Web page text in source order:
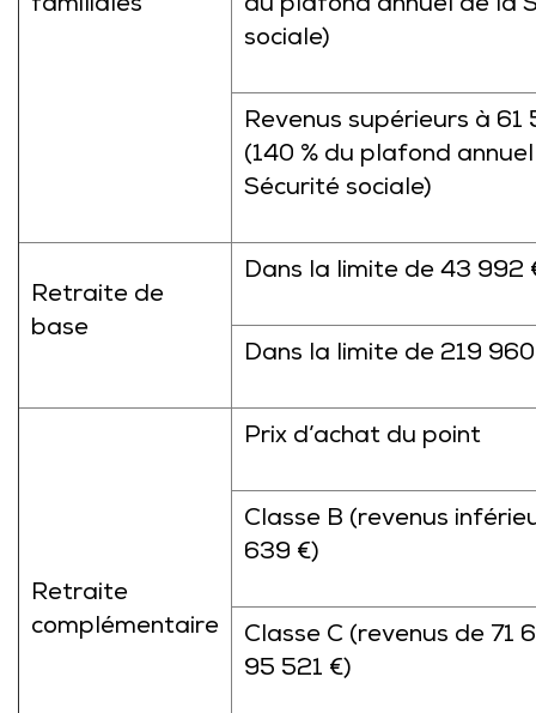
familiales
du plafond annuel de la
sociale)
Revenus supérieurs à 61
(140 % du plafond
Sécurité sociale)
Retraite de
base
Dans la limite de 43 992
Dans la limite de 219
Retraite
complémentaire
Prix d’achat du point
Classe B (revenus
639 €)
Classe C (revenus de 71
95 521 €)